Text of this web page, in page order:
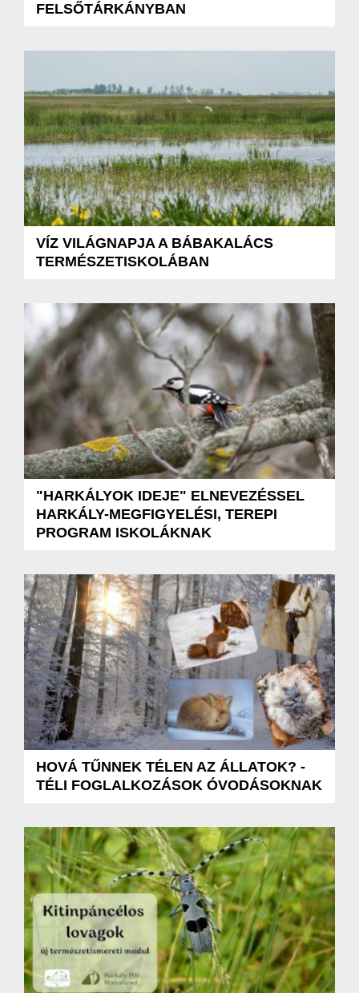
FELSŐTÁRKÁNYBAN
VÍZ VILÁGNAPJA A BÁBAKALÁCS
TERMÉSZETISKOLÁBAN
"HARKÁLYOK IDEJE" ELNEVEZÉSSEL
HARKÁLY-MEGFIGYELÉSI, TEREPI
PROGRAM ISKOLÁKNAK
HOVÁ TŰNNEK TÉLEN AZ ÁLLATOK? -
TÉLI FOGLALKOZÁSOK ÓVODÁSOKNAK